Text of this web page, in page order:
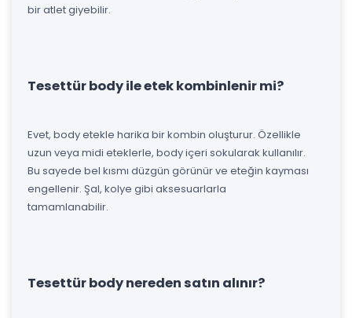
bir atlet giyebilir.
Tesettür body ile etek kombinlenir mi?
Evet, body etekle harika bir kombin oluşturur. Özellikle
uzun veya midi eteklerle, body içeri sokularak kullanılır.
Bu sayede bel kısmı düzgün görünür ve eteğin kayması
engellenir. Şal, kolye gibi aksesuarlarla
tamamlanabilir.
Tesettür body nereden satın alınır?